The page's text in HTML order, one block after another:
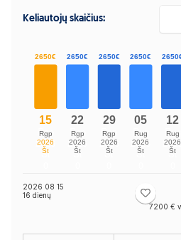
Keliautojų skaičius:
2026 08 15
16 dienų
7200 €